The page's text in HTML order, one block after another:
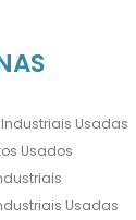
Usadas
Usados
Usadas